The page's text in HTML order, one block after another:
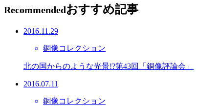
Recommendedおすすめ記事
2016.11.29
銅像コレクション
北の国からのような光景!?第43回「銅像評論会」
2016.07.11
銅像コレクション